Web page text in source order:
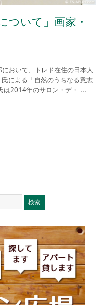
ついて」画家・
おいて、トレド在住の日本人
による「自然のうちなる意志
は2014年のサロン・デ・ ...